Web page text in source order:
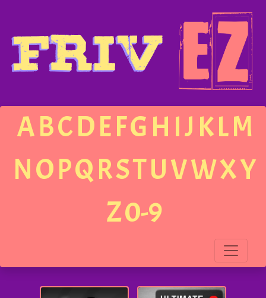
ABCDEFGH IJ KLM
NOPQRSTUVWXY
Z0-9